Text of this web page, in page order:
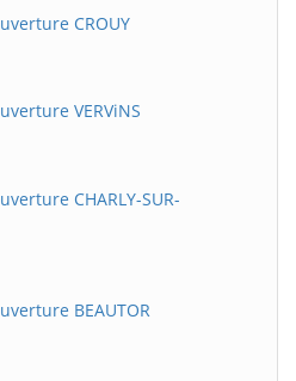
CROUY
VERViNS
CHARLY-SUR-
BEAUTOR